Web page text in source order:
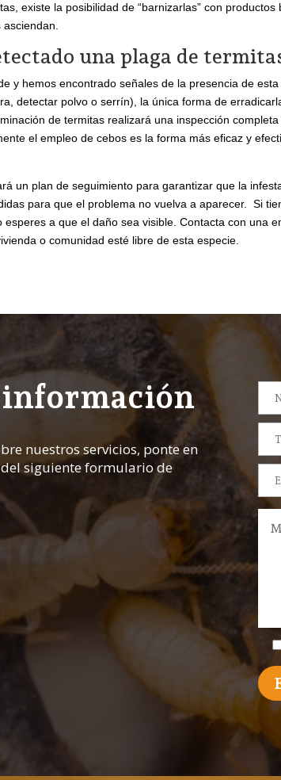
existe la posibilidad de “barnizarlas” con productos
una plaga de
y hemos encontrado señales de la presencia de
detectar polvo o serrín), la única forma de
de termitas realizará una inspección
el empleo de cebos es la forma más eficaz y
un plan de seguimiento para garantizar que la
para que el problema no vuelva a aparecer. Si
a que el daño sea visible. Contacta con una
o comunidad esté libre de esta especie.
nuestros servicios, ponte en
siguiente formulario de